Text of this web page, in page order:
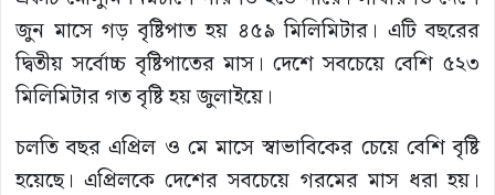
জুন মাসে গড় বৃষ্টিপাত হয় ৪৫৯ মিলিমিটার। এটি বছরের
দ্বিতীয় সর্বোচ্চ বৃষ্টিপাতের মাস। দেশে সবচেয়ে বেশি ৫২৩
মিলিমিটার গত বৃষ্টি হয় জুলাইয়ে।
চলতি বছর এপ্রিল ও মে মাসে স্বাভাবিকের চেয়ে বেশি বৃষ্টি
হয়েছে। এপ্রিলকে দেশের সবচেয়ে গরমের মাস ধরা হয়।